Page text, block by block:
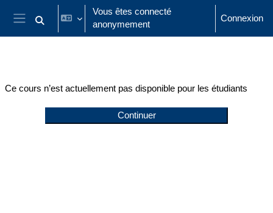
Passer au contenu principal
Panneau latéral
Activer/désactiver la saisie de recherche
Vous êtes connecté
anonymement
Connexion
Ce cours n’est actuellement pas disponible pour les étudiants
Continuer